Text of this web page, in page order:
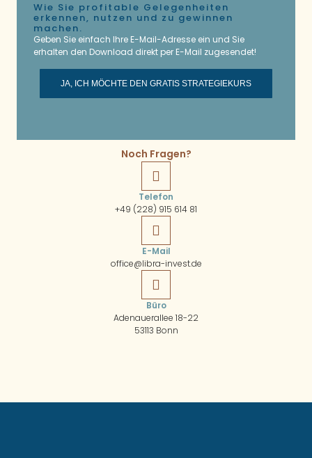
Wie Sie profitable Gelegenheiten
erkennen, nutzen und zu gewinnen
machen.
Geben Sie einfach Ihre E-Mail-Adresse ein und Sie
erhalten den Download direkt per E-Mail zugesendet!
JA, ICH MÖCHTE DEN GRATIS STRATEGIEKURS
Noch Fragen?
Telefon
+49 (228) 915 614 81
E-Mail
office@libra-invest.de
Büro
Adenauerallee 18-22
53113 Bonn